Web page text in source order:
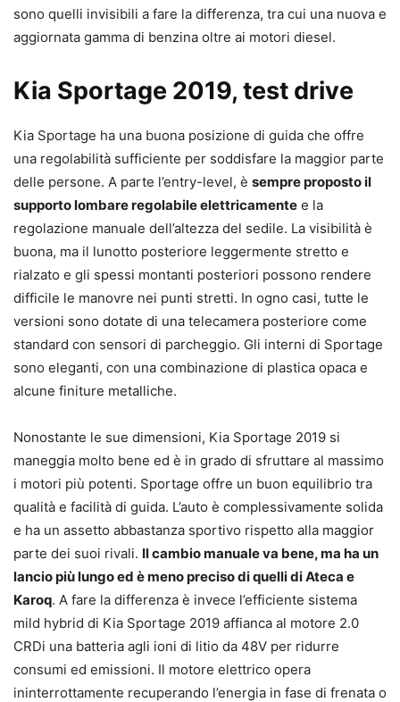
sono quelli invisibili a fare la differenza, tra cui una nuova e
aggiornata gamma di benzina oltre ai motori diesel.
Kia Sportage 2019, test drive
Kia Sportage ha una buona posizione di guida che offre
una regolabilità sufficiente per soddisfare la maggior parte
delle persone. A parte l’entry-level, è sempre proposto il
supporto lombare regolabile elettricamente e la
regolazione manuale dell’altezza del sedile. La visibilità è
buona, ma il lunotto posteriore leggermente stretto e
rialzato e gli spessi montanti posteriori possono rendere
difficile le manovre nei punti stretti. In ogno casi, tutte le
versioni sono dotate di una telecamera posteriore come
standard con sensori di parcheggio. Gli interni di Sportage
sono eleganti, con una combinazione di plastica opaca e
alcune finiture metalliche.
Nonostante le sue dimensioni, Kia Sportage 2019 si
maneggia molto bene ed è in grado di sfruttare al massimo
i motori più potenti. Sportage offre un buon equilibrio tra
qualità e facilità di guida. L’auto è complessivamente solida
e ha un assetto abbastanza sportivo rispetto alla maggior
parte dei suoi rivali. Il cambio manuale va bene, ma ha un
lancio più lungo ed è meno preciso di quelli di Ateca e
Karoq. A fare la differenza è invece l’efficiente sistema
mild hybrid di Kia Sportage 2019 affianca al motore 2.0
CRDi una batteria agli ioni di litio da 48V per ridurre
consumi ed emissioni. Il motore elettrico opera
ininterrottamente recuperando l’energia in fase di frenata o